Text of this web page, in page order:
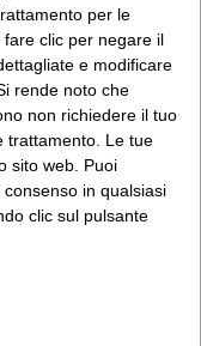
per le
clic per negare il
e modificare
rende noto che
non richiedere il tuo
trattamento. Le tue
sito web. Puoi
in qualsiasi
clic sul pulsante